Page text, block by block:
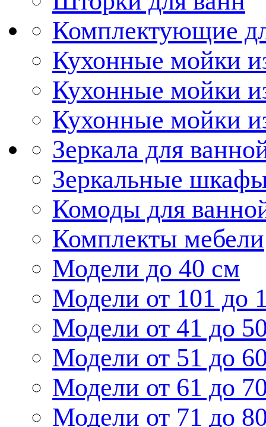
Комплектующие
Кухонные мойки
Кухонные мойки
Кухонные мойки
Зеркала для
Зеркальные
Комоды для
Комплекты мебели
Модели до 40 см
Модели от 101 до
Модели от 41 до
Модели от 51 до
Модели от 61 до
Модели от 71 до